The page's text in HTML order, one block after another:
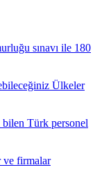
sınavı ile 180
Ülkeler
Türk personel
ve firmalar